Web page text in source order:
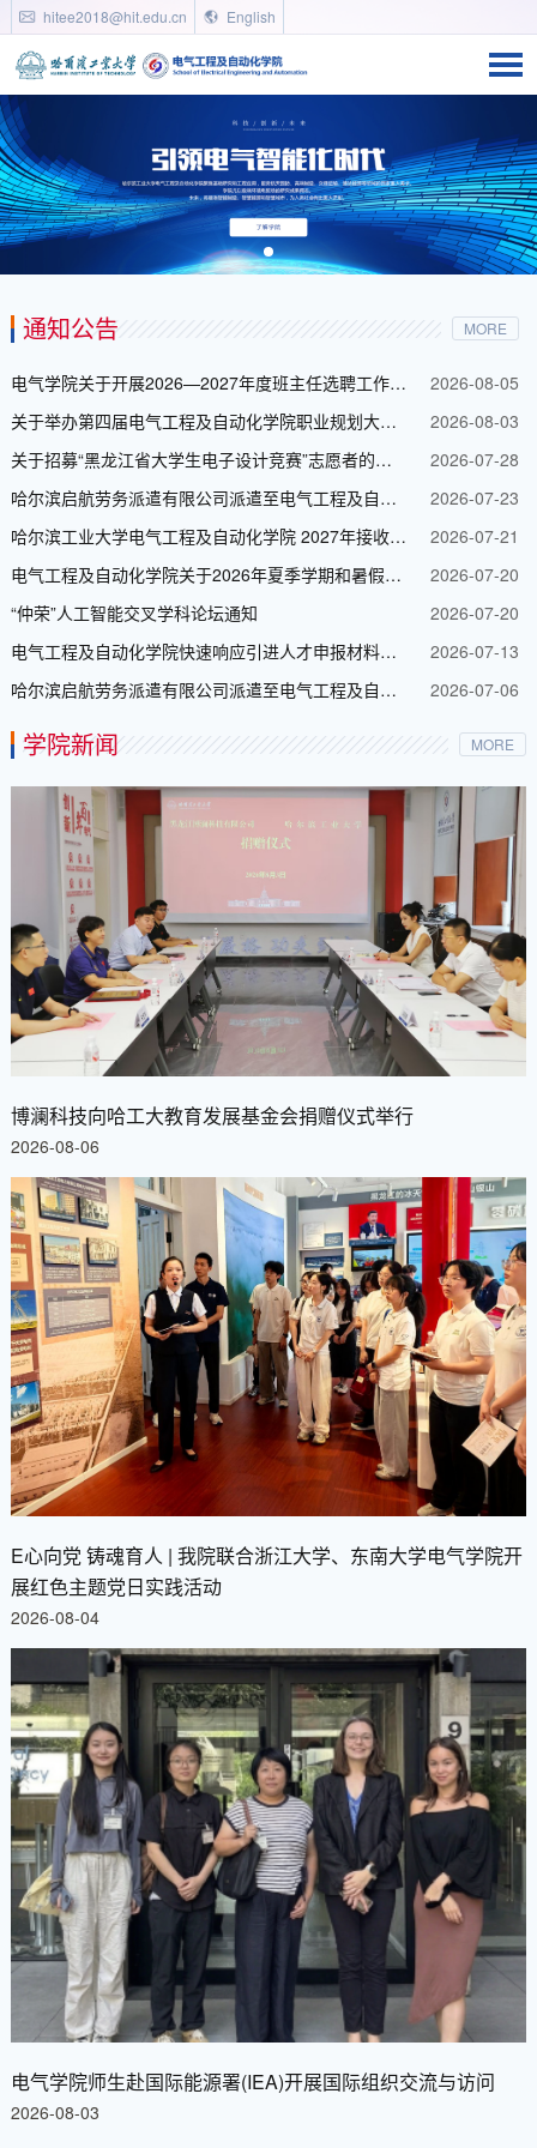
hitee2018@hit.edu.cn English
MORE
通知公告
2026-08-05
电气学院关于开展2026—2027年度班主任选聘工作的通知
2026-08-03
关于举办第四届电气工程及自动化学院职业规划大赛的通知
2026-07-28
关于招募“黑龙江省大学生电子设计竞赛”志愿者的通知
2026-07-23
哈尔滨启航劳务派遣有限公司派遣至电气工程及自动化学院现代电子技术研究所拟派遣人员公示
2026-07-21
哈尔滨工业大学电气工程及自动化学院 2027年接收优秀应届本科毕业生免试攻读研究生报名通知
2026-07-20
电气工程及自动化学院关于2026年夏季学期和暑假安全工作的提示
2026-07-20
“仲荣”人工智能交叉学科论坛通知
2026-07-13
电气工程及自动化学院快速响应引进人才申报材料公示的通知
2026-07-06
哈尔滨启航劳务派遣有限公司派遣至电气工程及自动化学院储能与电力变换研究所拟派遣人员公示
MORE
学院新闻
博澜科技向哈工大教育发展基金会捐赠仪式举行
2026-08-06
E心向党 铸魂育人 | 我院联合浙江大学、东南大学电气学院开
展红色主题党日实践活动
2026-08-04
电气学院师生赴国际能源署(IEA)开展国际组织交流与访问
2026-08-03